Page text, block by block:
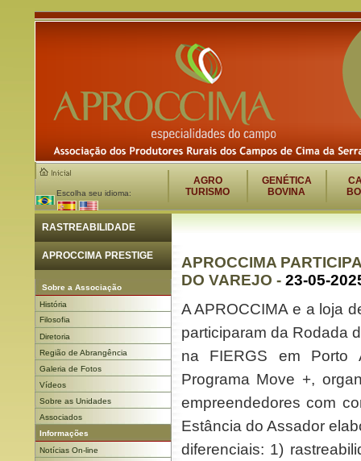
Escolha seu idioma:
AGRO
TURISMO
GENÉTICA
BOVINA
RASTREABILIDADE
APROCCIMA PRESTIGE
Sobre a Associação
História
Filosofia
Diretoria
Região de Abrangência
Galeria de Fotos
Vídeos
Sobre as Unidades
Associados
Informações
Notícias On-line
APROCCIMA
DO VAREJO - 23-05-
A APROCCIMA e a loja
participaram da Rodada
na FIERGS em Porto
Programa Move +,
empreendedores com
Estância do Assador
diferenciais: 1)